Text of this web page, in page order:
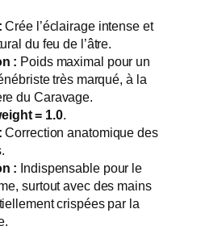
Crée l’éclairage intense et
du feu de l’âtre.
: Poids maximal pour un
très marqué, à la
du Caravage.
= 1.0.
Correction anatomique des
: Indispensable pour le
surtout avec des mains
crispées par la